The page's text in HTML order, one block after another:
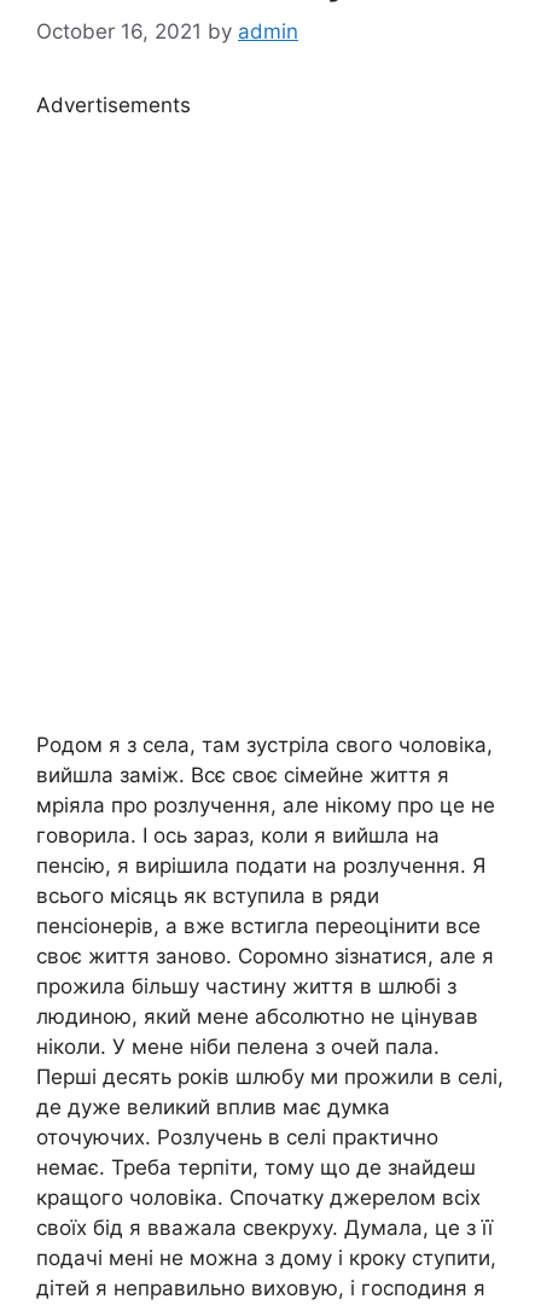
October 16, 2021 by admin
Advertisements
Родом я з села, там зустріла свого чоловіка,
вийшла заміж. Всє своє сімейне життя я
мріяла про розлучення, але нікому про це не
говорила. І ось зараз, коли я вийшла на
пенсію, я вирішила подати на розлучення. Я
всього місяць як вступила в ряди
пенсіонерів, а вже встигла переоцінити все
своє життя заново. Соромно зізнатися, але я
прожила більшу частину життя в шлюбі з
людиною, який мене абсолютно не цінував
ніколи. У мене ніби пелена з очей пала.
Перші десять років шлюбу ми прожили в селі,
де дуже великий вплив має думка
оточуючих. Розлучень в селі практично
немає. Треба терпіти, тому що де знайдеш
кращого чоловіка. Спочатку джерелом всіх
своїх бід я вважала свекруху. Думала, це з її
подачі мені не можна з дому і кроку ступити,
дітей я неправильно виховую, і господиня я